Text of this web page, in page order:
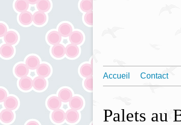
Accueil Contact
Palets au